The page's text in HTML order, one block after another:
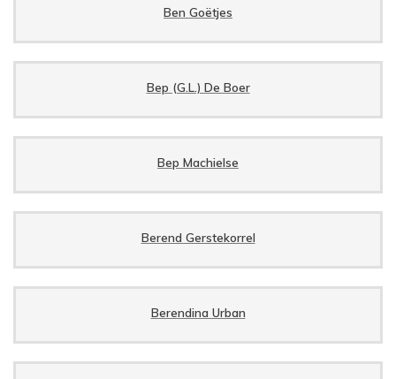
Ben Goëtjes
Bep (G.L.) De Boer
Bep Machielse
Berend Gerstekorrel
Berendina Urban